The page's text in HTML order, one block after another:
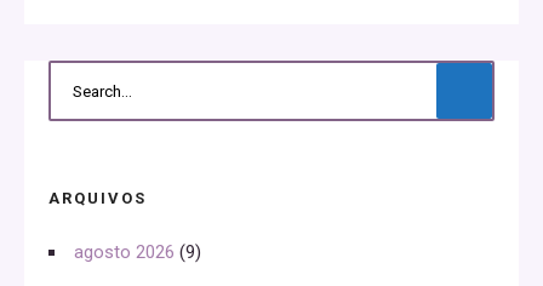
ARQUIVOS
agosto 2026 (9)